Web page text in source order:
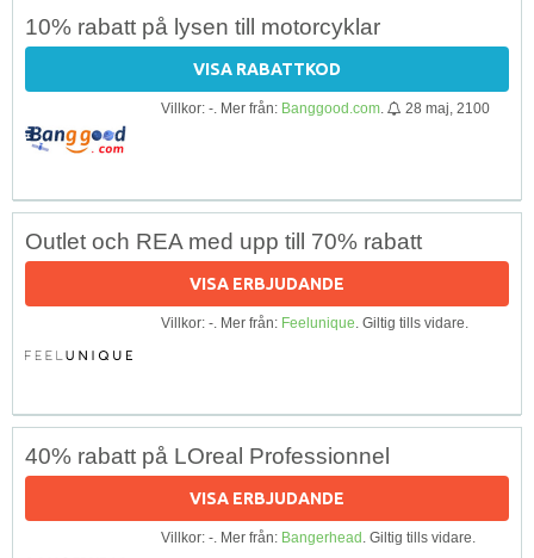
10% rabatt på lysen till motorcyklar
VISA RABATTKOD
Villkor: -. Mer från: Banggood.com. 28 maj, 2100
Outlet och REA med upp till 70% rabatt
VISA ERBJUDANDE
Villkor: -. Mer från: Feelunique. Giltig tills vidare.
40% rabatt på LOreal Professionnel
VISA ERBJUDANDE
Villkor: -. Mer från: Bangerhead. Giltig tills vidare.